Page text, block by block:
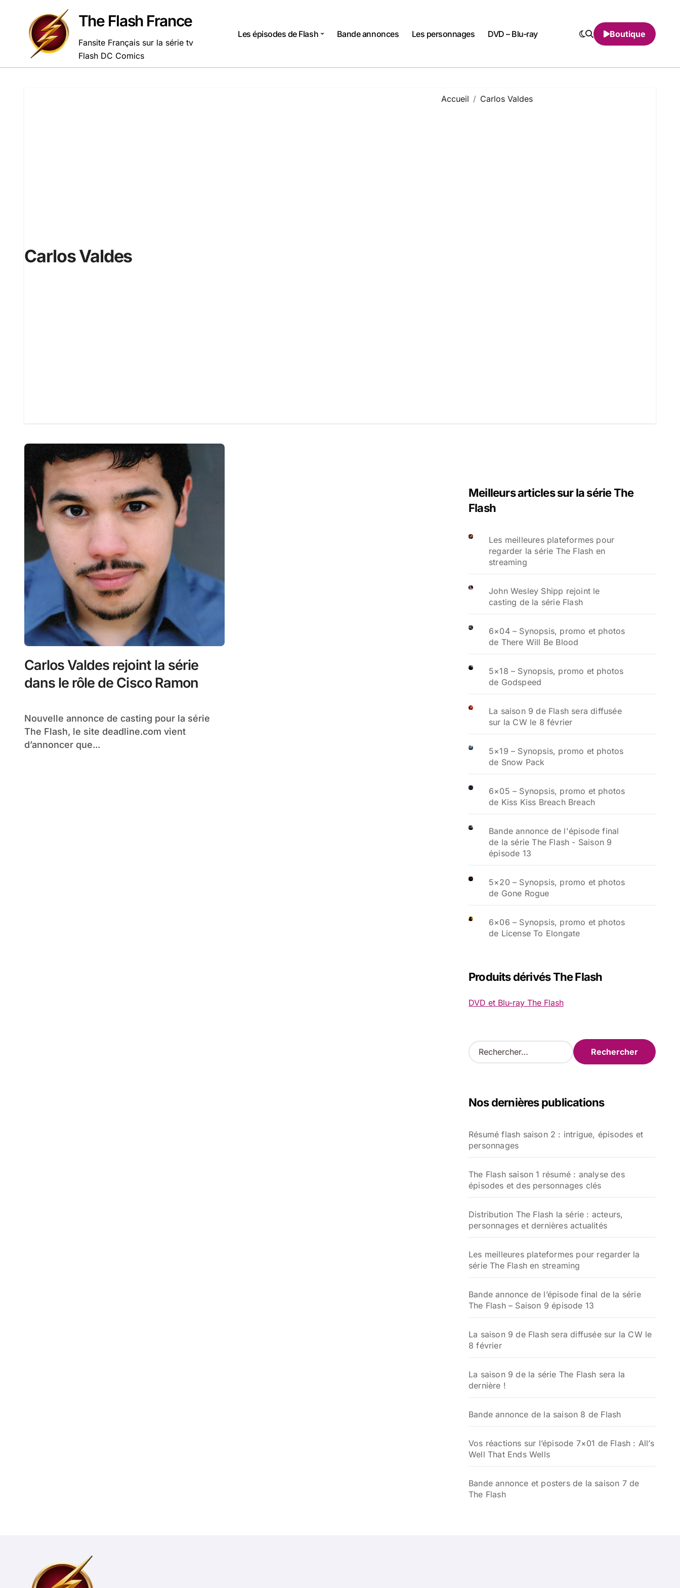
contenu
The Flash France
Fansite Français sur la série tv
Flash DC Comics
Les épisodes de Flash Bande annonces Les personnages DVD – Blu-ray Boutique
Carlos Valdes
Accueil Carlos Valdes
Carlos Valdes rejoint la série
dans le rôle de Cisco Ramon
Nouvelle annonce de casting pour la série
The Flash, le site deadline.com vient
d’annoncer que...
Meilleurs articles sur la série The
Flash
Les meilleures plateformes pour
regarder la série The Flash en
streaming
John Wesley Shipp rejoint le
casting de la série Flash
6×04 – Synopsis, promo et photos
de There Will Be Blood
5×18 – Synopsis, promo et photos
de Godspeed
La saison 9 de Flash sera diffusée
sur la CW le 8 février
5×19 – Synopsis, promo et photos
de Snow Pack
6×05 – Synopsis, promo et photos
de Kiss Kiss Breach Breach
Bande annonce de l'épisode final
de la série The Flash - Saison 9
épisode 13
5×20 – Synopsis, promo et photos
de Gone Rogue
6×06 – Synopsis, promo et photos
de License To Elongate
Produits dérivés The Flash
DVD et Blu-ray The Flash
R
e
r
e
r
Nos dernières publications
Résumé flash saison 2 : intrigue, épisodes et
personnages
The Flash saison 1 résumé : analyse des
épisodes et des personnages clés
Distribution The Flash la série : acteurs,
personnages et dernières actualités
Les meilleures plateformes pour regarder la
série The Flash en streaming
Bande annonce de l’épisode final de la série
The Flash – Saison 9 épisode 13
La saison 9 de Flash sera diffusée sur la CW le
8 février
La saison 9 de la série The Flash sera la
dernière !
Bande annonce de la saison 8 de Flash
Vos réactions sur l’épisode 7×01 de Flash : All’s
Well That Ends Wells
Bande annonce et posters de la saison 7 de
The Flash